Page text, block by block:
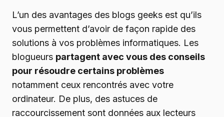
L’un des avantages des blogs geeks est qu’ils
vous permettent d’avoir de façon rapide des
solutions à vos problèmes informatiques. Les
blogueurs partagent avec vous des conseils
pour résoudre certains problèmes
notamment ceux rencontrés avec votre
ordinateur. De plus, des astuces de
raccourcissement sont données aux lecteurs